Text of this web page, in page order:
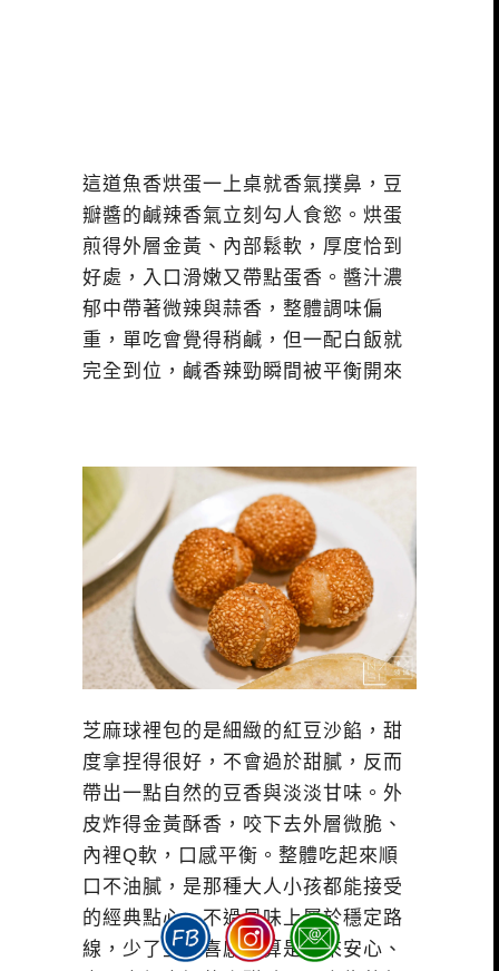
這道魚香烘蛋一上桌就香氣撲鼻，豆
瓣醬的鹹辣香氣立刻勾人食慾。烘蛋
煎得外層金黃、內部鬆軟，厚度恰到
好處，入口滑嫩又帶點蛋香。醬汁濃
郁中帶著微辣與蒜香，整體調味偏
重，單吃會覺得稍鹹，但一配白飯就
完全到位，鹹香辣勁瞬間被平衡開來
芝麻球裡包的是細緻的紅豆沙餡，甜
度拿捏得很好，不會過於甜膩，反而
帶出一點自然的豆香與淡淡甘味。外
皮炸得金黃酥香，咬下去外層微脆、
內裡Q軟，口感平衡。整體吃起來順
口不油膩，是那種大人小孩都能接受
的經典點心。不過風味上屬於穩定路
線，少了些驚喜感，算是吃來安心、